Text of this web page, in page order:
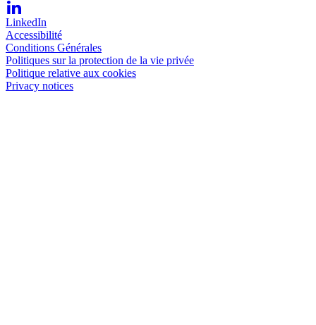
LinkedIn
Accessibilité
Conditions Générales
Politiques sur la protection de la vie privée
Politique relative aux cookies
Privacy notices